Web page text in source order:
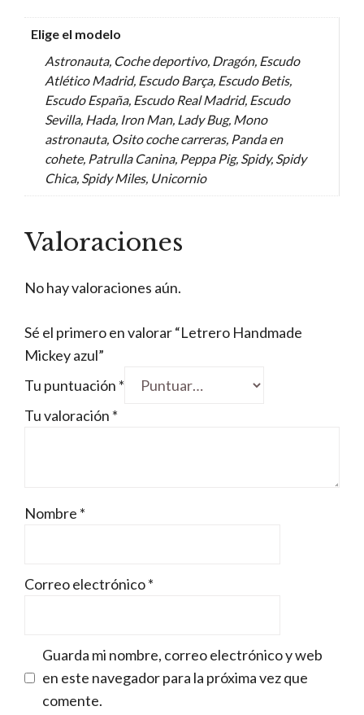
Elige el modelo
Astronauta, Coche deportivo, Dragón, Escudo
Atlético Madrid, Escudo Barça, Escudo Betis,
Escudo España, Escudo Real Madrid, Escudo
Sevilla, Hada, Iron Man, Lady Bug, Mono
astronauta, Osito coche carreras, Panda en
cohete, Patrulla Canina, Peppa Pig, Spidy, Spidy
Chica, Spidy Miles, Unicornio
Valoraciones
No hay valoraciones aún.
Sé el primero en valorar “Letrero Handmade
Mickey azul”
Tu puntuación *
Tu valoración *
Nombre *
Correo electrónico*
Guarda mi nombre, correo electrónico y web
en este navegador para la próxima vez que
comente.